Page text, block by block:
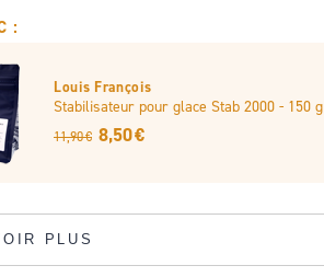
:
Louis François
Stabilisateur pour glace Stab 2000 - 150 g
11,90 € 8,50 €
PLUS